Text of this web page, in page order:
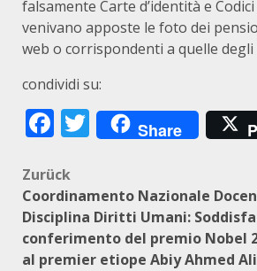
falsamente Carte d’identità e
venivano apposte le foto dei
web o corrispondenti a quelle degli
condividi su:
Facebook
Twitter
Share
Beitragsnavigation
Zurück
Coordinamento Nazionale
Disciplina Diritti Umani:
conferimento del premio Nobel
al premier etiope Abiy Ahmed Ali